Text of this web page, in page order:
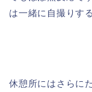
は一緒に自撮りす
休憩所にはさらに